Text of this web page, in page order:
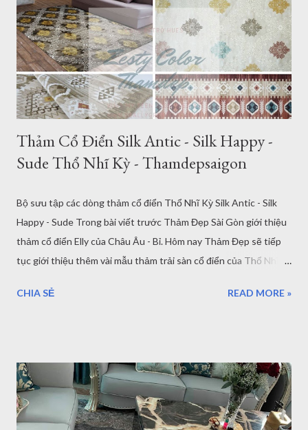
thảm mới nhất này, đều được nhập khẩu trực tiếp từ Thổ Nhĩ
Kỳ - Bỉ. Thảm Thổ Nhĩ Kỳ là thương hiệu thảm trải sàn nổi tiếng
được rất nhiều người tin dùng và sử dụng. Sản phẩm được sản
xuất trên công nghệ sản xuất thảm độc quyền, không quốc gia
nào...
Thảm Cổ Điển Silk Antic - Silk Happy -
Sude Thổ Nhĩ Kỳ - Thamdepsaigon
Bộ sưu tập các dòng thảm cổ điển Thổ Nhĩ Kỳ Silk Antic - Silk
Happy - Sude Trong bài viết trước Thảm Đẹp Sài Gòn giới thiệu
thảm cổ điển Elly của Châu Âu - Bỉ. Hôm nay Thảm Đẹp sẽ tiếp
tục giới thiệu thêm vài mẫu thảm trải sàn cổ điển của Thổ Nhĩ
tôi đã giới thiệu khá nhiều các mẫu thảm lót sàn cổ điển, phù
bài này bạn sẽ thấy vài tác phẩm khác đến từ đất nước Thổ Nhĩ
Kỳ. 1. Mẫu thảm cổ điển Silk Antic - Turkish rugs Với 7 mẫu
thảm cổ điển Silk Antic , mang đậm màu sắc phong thái cổ điển
CHIA SẺ READ MORE »